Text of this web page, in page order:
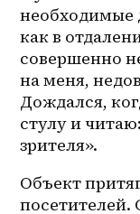
необходимые
как в
совершенно
на меня,
Дождался,
стулу и
зрителя».
Объект
посетителей.